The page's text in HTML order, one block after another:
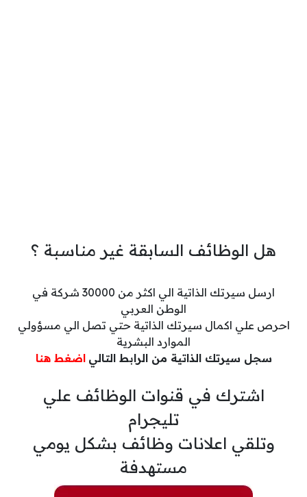
هل الوظائف السابقة غير مناسبة ؟
ارسل سيرتك الذاتية الي اكثر من 30000 شركة في
الوطن العربي
احرص علي اكمال سيرتك الذاتية حتي تصل الي مسؤولي
الموارد البشرية
سجل سيرتك الذاتية من الرابط التالي اضغط هنا
اشترك في قنوات الوظائف علي
تليجرام
وتلقي اعلانات وظائف بشكل يومي
مستهدفة